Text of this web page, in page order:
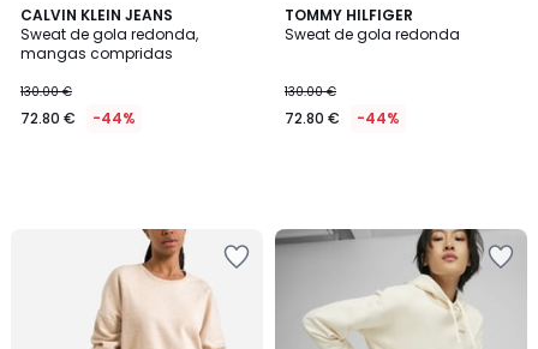
CALVIN KLEIN JEANS
Sweat de gola redonda,
mangas compridas
130.00 €
72.80 € -44%
TOMMY HILFIGER
Sweat de gola redonda
130.00 €
72.80 € -44%